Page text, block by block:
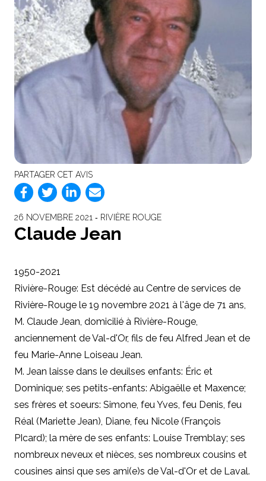
PARTAGER CET AVIS
26 NOVEMBRE 2021 ‐ RIVIÈRE ROUGE
Claude Jean
1950-2021
Rivière-Rouge: Est décédé au Centre de services de
Rivière-Rouge le 19 novembre 2021 à l'âge de 71 ans,
M. Claude Jean, domicilié à Rivière-Rouge,
anciennement de Val-d'Or, fils de feu Alfred Jean et de
feu Marie-Anne Loiseau Jean.
M. Jean laisse dans le deuilses enfants: Éric et
Dominique; ses petits-enfants: Abigaëlle et Maxence;
ses frères et soeurs: Simone, feu Yves, feu Denis, feu
Réal (Mariette Jean), Diane, feu Nicole (François
PIcard); la mère de ses enfants: Louise Tremblay; ses
nombreux neveux et nièces, ses nombreux cousins et
cousines ainsi que ses ami(e)s de Val-d'Or et de Laval.